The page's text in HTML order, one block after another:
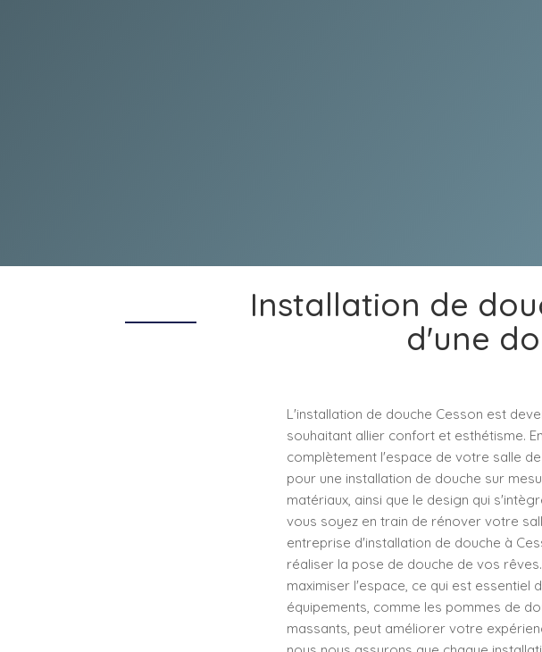
Installation de
d'une
L'installation de douche Cesson est
souhaitant allier confort et esthétisme.
complètement l'espace de votre salle
pour une installation de douche sur
matériaux, ainsi que le design qui
vous soyez en train de rénover votre
entreprise d'installation de douche à
réaliser la pose de douche de vos
maximiser l'espace, ce qui est essentiel
équipements, comme les pommes de
massants, peut améliorer votre